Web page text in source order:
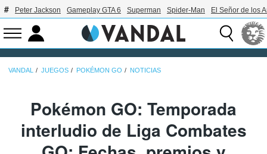
Peter Jackson Gameplay GTA 6 Superman Spider-Man El Señor de los
VANDAL JUEGOS POKÉMON GO NOTICIAS
Pokémon GO: Temporada
interludio de Liga Combates